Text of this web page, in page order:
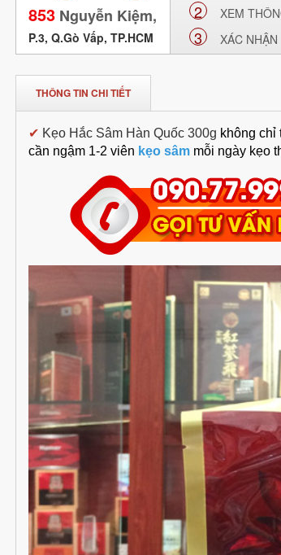
853Nguyễn Kiệm,
P.3, Q.Gò Vấp, TP.HCM
2 XEM
3 XÁC NHẬN
THÔNG TIN CHI TIẾT
✔ Kẹo Hắc Sâm Hàn Quốc 300g không chỉ
cần ngậm 1-2 viên kẹo sâmmỗi ngày kẹo